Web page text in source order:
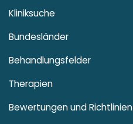
Kliniksuche
Bundesländer
Behandlungsfelder
Therapien
Bewertungen und Richtlinien